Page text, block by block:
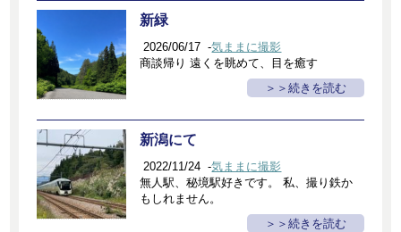
新緑
2026/06/17 -気ままに撮影
商談帰り 遠くを眺めて、目を癒す
＞続きを読む
新潟にて
2022/11/24 -気ままに撮影
無人駅、秘境駅好きです。 私、撮り鉄か
もしれません。
＞続きを読む